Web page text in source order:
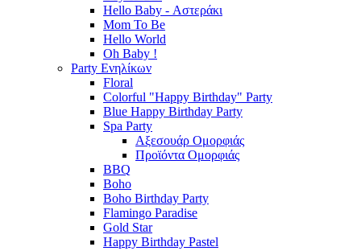
Hello Baby - Αστεράκι
Mom To Be
Hello World
Oh Baby !
Party Ενηλίκων
Floral
Colorful "Happy Birthday" Party
Blue Happy Birthday Party
Spa Party
Αξεσουάρ Ομορφιάς
Προϊόντα Ομορφιάς
BBQ
Boho
Boho Birthday Party
Flamingo Paradise
Gold Star
Happy Birthday Pastel